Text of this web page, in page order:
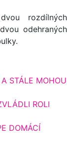
rozdílných
odehraných
STÁLE MOHOU
ROLI
DOMÁCÍ